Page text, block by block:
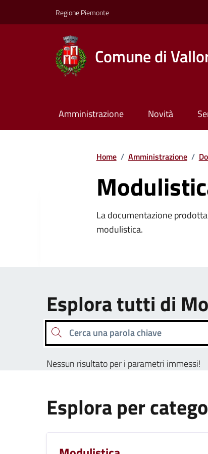
Regione Piemonte
Comune di
Amministrazione Novità
Home / Amministrazione /
La documentazione
modulistica.
Esplora tutti di
Cerca una parola chiave
Nessun risultato per i parametri immessi!
Esplora per